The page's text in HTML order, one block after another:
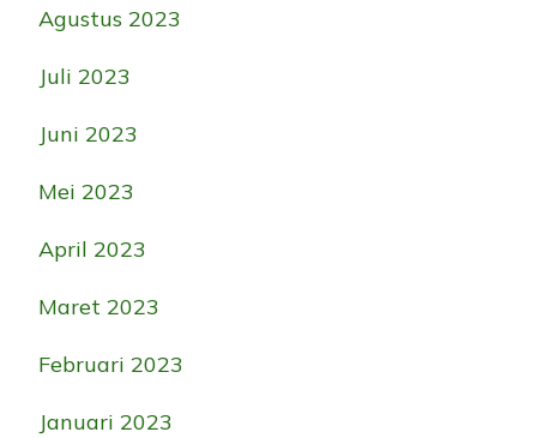
Agustus 2023
Juli 2023
Juni 2023
Mei 2023
April 2023
Maret 2023
Februari 2023
Januari 2023